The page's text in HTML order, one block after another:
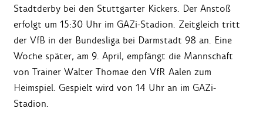
Stadtderby bei den Stuttgarter Kickers. Der Anstoß
erfolgt um 15:30 Uhr im GAZi-Stadion. Zeitgleich tritt
der VfB in der Bundesliga bei Darmstadt 98 an. Eine
Woche später, am 9. April, empfängt die Mannschaft
von Trainer Walter Thomae den VfR Aalen zum
Heimspiel. Gespielt wird von 14 Uhr an im GAZi-
Stadion.